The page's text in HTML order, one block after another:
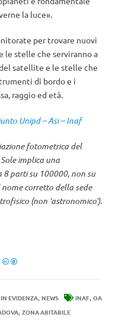
la luce».
per trovare nuovi
le stelle che serviranno a
satellite e le stelle che
di bordo e i
raggio ed età.
Unipd – Asi – Inaf
fotometrica del
implica una
8 parti su 100000, non su
corretto della sede
(non ‘astronomico’).
IN EVIDENZA, NEWS INAF, OA
, ZONA ABITABILE